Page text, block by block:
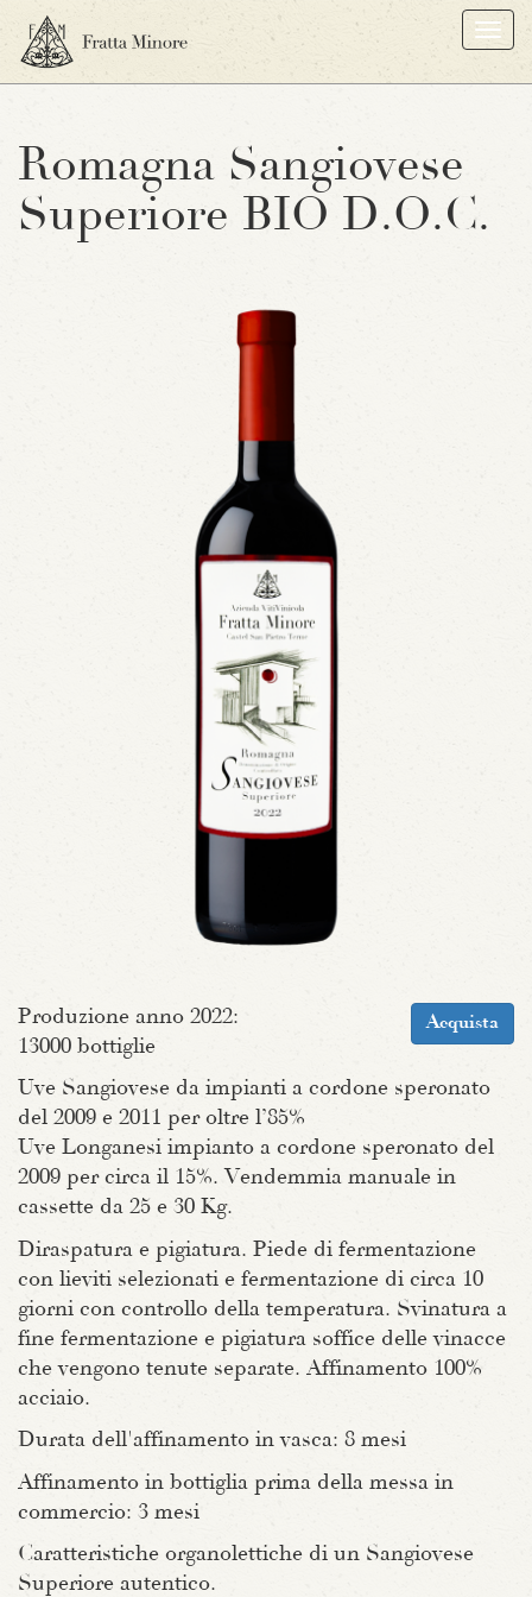
Romagna Sangiovese
Superiore BIO D.O.C.
Acquista
Produzione anno 2022:
13000 bottiglie
Uve Sangiovese da impianti a cordone speronato
del 2009 e 2011 per oltre l’85%
Uve Longanesi impianto a cordone speronato del
2009 per circa il 15%. Vendemmia manuale in
cassette da 25 e 30 Kg.
Diraspatura e pigiatura. Piede di fermentazione
con lieviti selezionati e fermentazione di circa 10
giorni con controllo della temperatura. Svinatura a
fine fermentazione e pigiatura soffice delle vinacce
che vengono tenute separate. Affinamento 100%
acciaio.
Durata dell'affinamento in vasca: 8 mesi
Affinamento in bottiglia prima della messa in
commercio: 3 mesi
Caratteristiche organolettiche di un Sangiovese
Superiore autentico.